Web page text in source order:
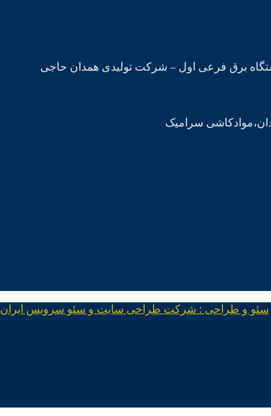
سئو و طراحی : شرکت طراحی سایت و سئو سرویس ایران